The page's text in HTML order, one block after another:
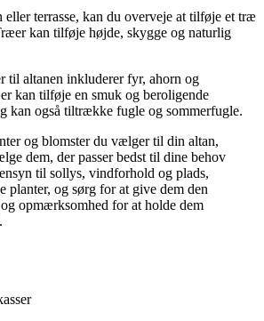
eller terrasse, kan du overveje at tilføje et træ
kan tilføje højde, skygge og naturlig
til altanen inkluderer fyr, ahorn og
kan tilføje en smuk og beroligende
kan også tiltrække fugle og sommerfugle.
og blomster du vælger til din altan,
dem, der passer bedst til dine behov
til sollys, vindforhold og plads,
planter, og sørg for at give dem den
opmærksomhed for at holde dem